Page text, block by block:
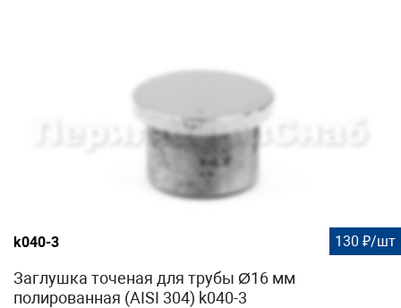
k040-3 130 ₽/шт
Заглушка точеная для трубы Ø16 мм
полированная (AISI 304) k040-3